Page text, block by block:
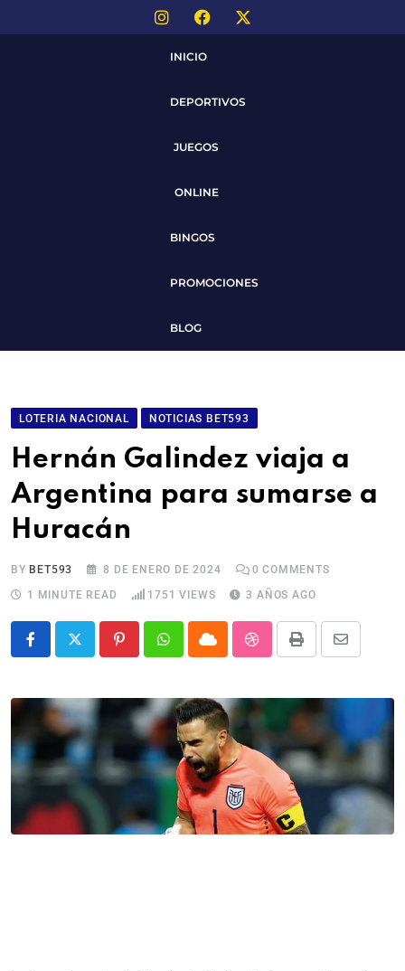
INICIO
DEPORTIVOS
JUEGOS
ONLINE
BINGOS
PROMOCIONES
BLOG
LOTERIA NACIONAL NOTICIAS BET593
Hernán Galindez viaja a
Argentina para sumarse a
Huracán
BY BET593 8 DE ENERO DE 2024 0 COMMENTS
1 MINUTE READ
1751 VIEWS 3 AÑOS AGO